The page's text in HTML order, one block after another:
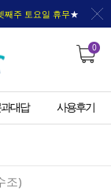
째주 토요일 휴무★
0
대답 사용후기
조)